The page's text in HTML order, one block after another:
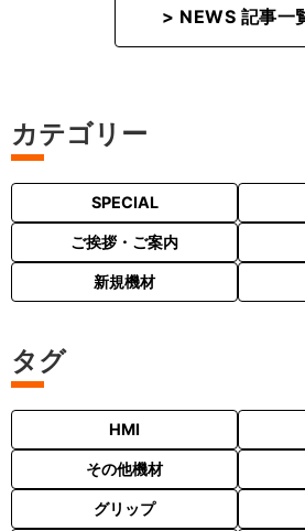
> NEWS 記事一
カテゴリー
SPECIAL
ご挨拶・ご案内
新規機材
タグ
HMI
その他機材
グリップ